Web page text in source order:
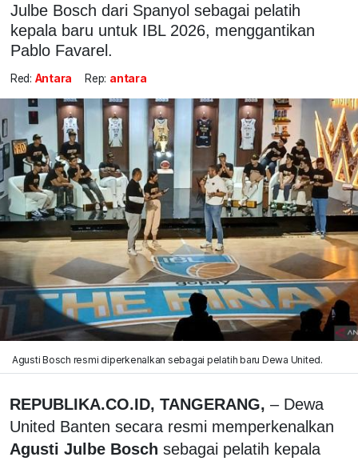
Julbe Bosch dari Spanyol sebagai pelatih
kepala baru untuk IBL 2026, menggantikan
Pablo Favarel.
Red: Antara Rep: antara
Agusti Bosch resmi diperkenalkan sebagai pelatih baru Dewa United.
REPUBLIKA.CO.ID, TANGERANG, – Dewa
United Banten secara resmi memperkenalkan
Agusti Julbe Bosch sebagai pelatih kepala